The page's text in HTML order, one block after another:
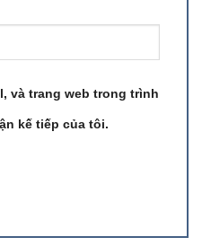
và trang web trong trình
kế tiếp của tôi.